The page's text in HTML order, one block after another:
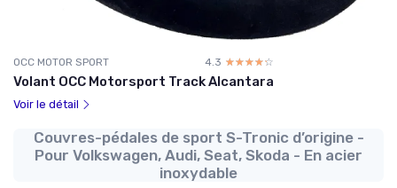
OCC MOTOR SPORT 4.3 ☆☆☆☆☆
★★★★★
Volant OCC Motorsport Track Alcantara
Voir le détail
Couvres-pédales de sport S-Tronic d’origine -
Pour Volkswagen, Audi, Seat, Skoda - En acier
inoxydable